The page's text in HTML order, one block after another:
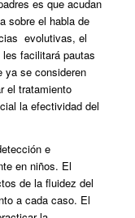
es que acudan
sobre el habla de
evolutivas, el
facilitará pautas
ya se consideren
el tratamiento
la efectividad del
e
en niños. El
de la fluidez del
a cada caso. El